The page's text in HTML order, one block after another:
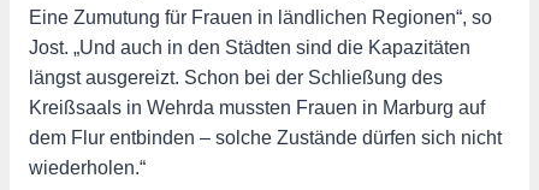
Eine Zumutung für Frauen in ländlichen Regionen“, so
Jost. „Und auch in den Städten sind die Kapazitäten
längst ausgereizt. Schon bei der Schließung des
Kreißsaals in Wehrda mussten Frauen in Marburg auf
dem Flur entbinden – solche Zustände dürfen sich nicht
wiederholen.“